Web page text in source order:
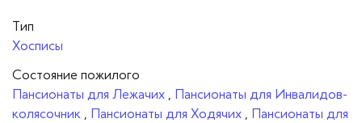
Тип
Хосписы
Cостояние пожилого
Пансионаты для Лежачих , Пансионаты для Инвалидов-
колясочник , Пансионаты для Ходячих , Пансионаты для